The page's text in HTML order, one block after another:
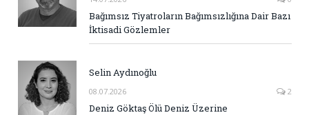
Bağımsız Tiyatroların Bağımsızlığına Dair Bazı
İktisadi Gözlemler
Selin Aydınoğlu
08.07.2026 2
Deniz Göktaş Ölü Deniz Üzerine